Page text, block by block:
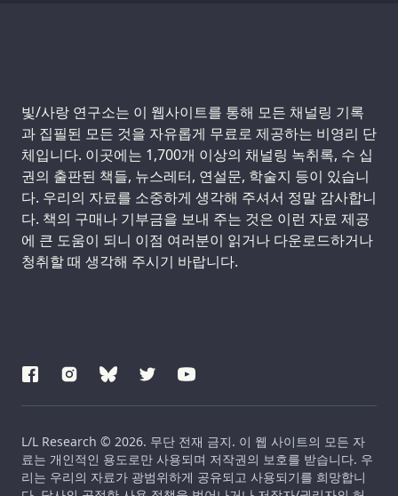
Support us:
빛/사랑 연구소는 이 웹사이트를 통해 모든 채널링 기록
과 집필된 모든 것을 자유롭게 무료로 제공하는 비영리 단
체입니다. 이곳에는 1,700개 이상의 채널링 녹취록, 수 십
권의 출판된 책들, 뉴스레터, 연설문, 학술지 등이 있습니
다. 우리의 자료를 소중하게 생각해 주셔서 정말 감사합니
다. 책의 구매나 기부금을 보내 주는 것은 이런 자료 제공
에 큰 도움이 되니 이점 여러분이 읽거나 다운로드하거나
청취할 때 생각해 주시기 바랍니다.
L/L Research © 2026. 무단 전재 금지. 이 웹 사이트의 모든 자
료는 개인적인 용도로만 사용되며 저작권의 보호를 받습니다. 우
리는 우리의 자료가 광범위하게 공유되고 사용되기를 희망합니